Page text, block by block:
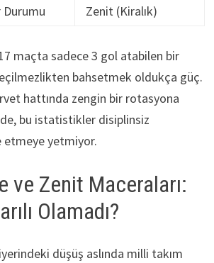
Durumu
Zenit (Kiralık)
maçta sadece 3 gol atabilen bir
bahsetmek oldukça güç.
hattında zengin bir rotasyona
bu istatistikler disiplinsiz
etmeye yetmiyor.
ve Zenit Maceraları:
Olamadı?
düşüş aslında milli takım